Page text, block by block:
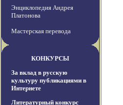
Энциклопедия Андрея
Платонова
Мастерская перевода
КОНКУРСЫ
За вклад в русскую
культуру публикациями в
Интернете
Литературный конкурс